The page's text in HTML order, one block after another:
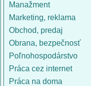
Manažment
Marketing, reklama
Obchod, predaj
Obrana, bezpečnosť
Poľnohospodárstvo
Práca cez internet
Práca na doma